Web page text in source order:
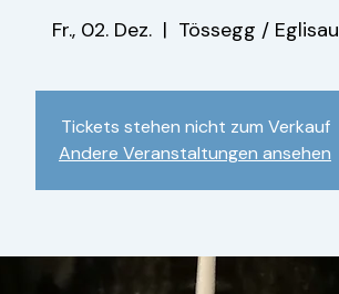
Fr., 02. Dez.
  |
Tössegg / Eglisau
Tickets stehen nicht zum Verkauf
Andere Veranstaltungen ansehen